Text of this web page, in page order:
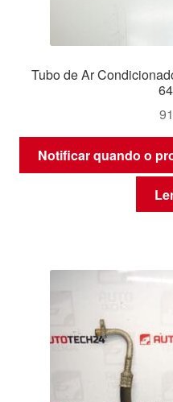
Tubo de Ar
Notificar quando o